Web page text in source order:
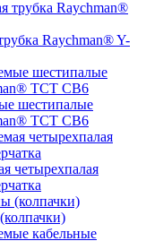
Raychman® Y-
шестипалые
ТСТ СВ6
четырехпалая